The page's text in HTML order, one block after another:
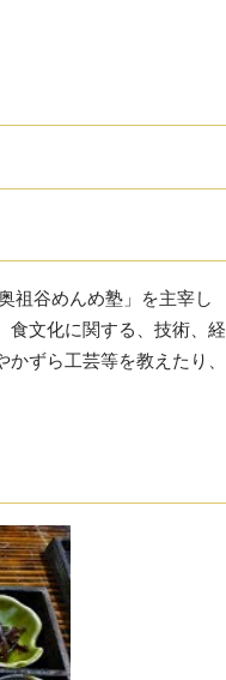
祖谷めんめ塾」を主宰し
食文化に関する、技術、経
ずら工芸等を教えたり、